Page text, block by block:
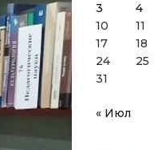
3
4
10
11
17
18
24
25
31
« Июл